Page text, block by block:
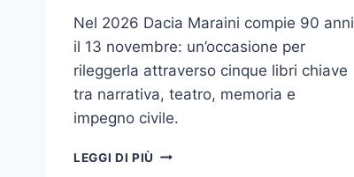
Nel 2026 Dacia Maraini compie 90 anni
il 13 novembre: un’occasione per
rileggerla attraverso cinque libri chiave
tra narrativa, teatro, memoria e
impegno civile.
LEGGI DI PIÙ DACIA